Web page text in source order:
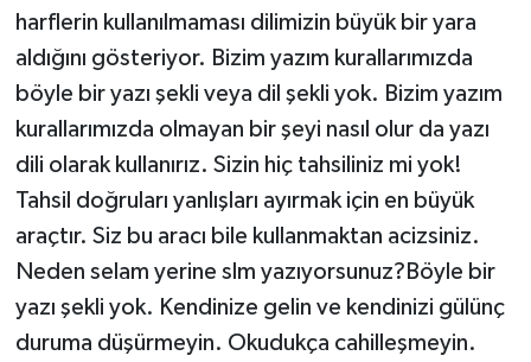
harflerin kullanılmaması dilimizin büyük bir yara
aldığını gösteriyor. Bizim yazım kurallarımızda
böyle bir yazı şekli veya dil şekli yok. Bizim yazım
kurallarımızda olmayan bir şeyi nasıl olur da yazı
dili olarak kullanırız. Sizin hiç tahsiliniz mi yok!
Tahsil doğruları yanlışları ayırmak için en büyük
araçtır. Siz bu aracı bile kullanmaktan acizsiniz.
Neden selam yerine slm yazıyorsunuz?Böyle bir
yazı şekli yok. Kendinize gelin ve kendinizi gülünç
duruma düşürmeyin. Okudukça cahilleşmeyin.